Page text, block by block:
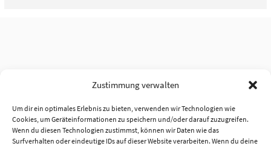
Zustimmung verwalten
Um dir ein optimales Erlebnis zu bieten, verwenden wir Technologien wie
Cookies, um Geräteinformationen zu speichern und/oder darauf zuzugreifen.
Wenn du diesen Technologien zustimmst, können wir Daten wie das
Surfverhalten oder eindeutige IDs auf dieser Website verarbeiten. Wenn du deine